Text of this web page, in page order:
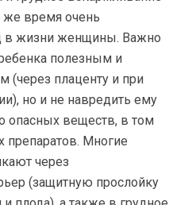
же время очень
в жизни женщины. Важно
полезным и
(через плаценту и при
но и не навредить ему
опасных веществ, в том
препаратов. Многие
через
(защитную прослойку